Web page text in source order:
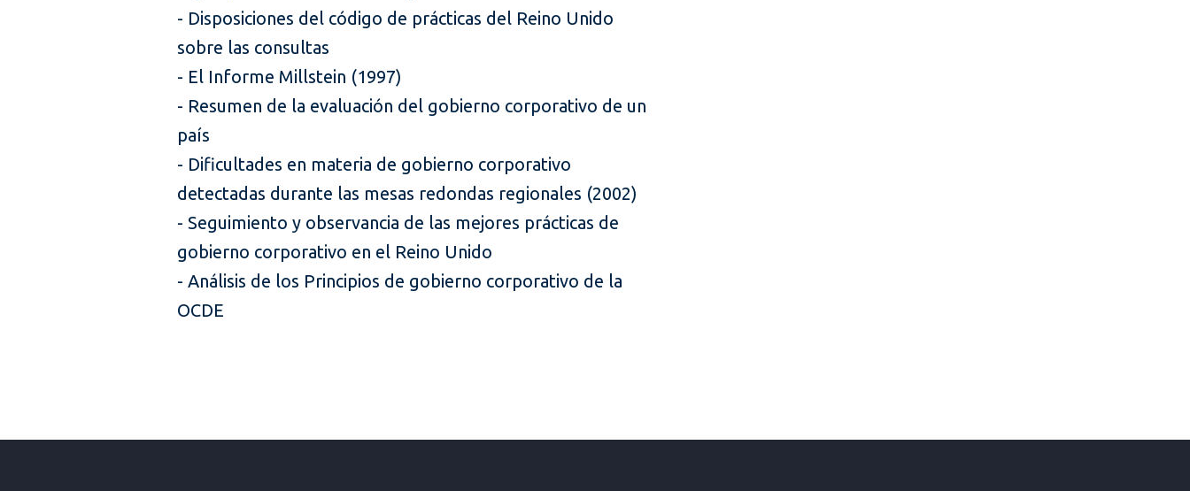
- Disposiciones del código de prácticas del Reino Unido
sobre las consultas
- El Informe Millstein (1997)
- Resumen de la evaluación del gobierno corporativo de un
país
- Dificultades en materia de gobierno corporativo
detectadas durante las mesas redondas regionales (2002)
- Seguimiento y observancia de las mejores prácticas de
gobierno corporativo en el Reino Unido
- Análisis de los Principios de gobierno corporativo de la
OCDE